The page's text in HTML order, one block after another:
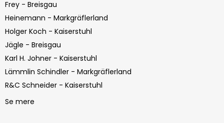
Frey - Breisgau
Heinemann - Markgräflerland
Holger Koch - Kaiserstuhl
Jägle - Breisgau
Karl H. Johner - Kaiserstuhl
Lämmlin Schindler - Markgräflerland
R&C Schneider - Kaiserstuhl
Se mere